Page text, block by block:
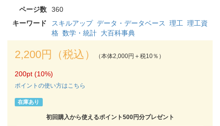
ページ数
360
キーワード
スキルアップ データ・データベース 理工 理工資
格 数学・統計 大百科事典
2,200円（税込） （本体2,000円＋税10％）
200pt (10%)
ポイントの使い方はこちら
在庫あり
初回購入から使えるポイント500円分プレゼント